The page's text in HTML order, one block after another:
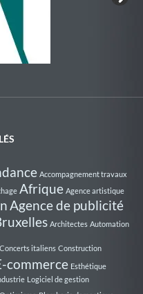
la Nage
Accompagnement travaux
Afrique Agence artistique
Agence de publicité
Architectes Automation
Concerts italiens Construction
commerce Esthétique
Logiciel de gestion